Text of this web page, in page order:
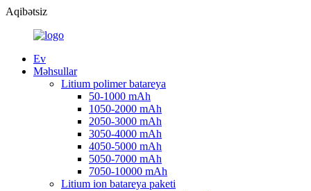
Aqibətsiz
Ev
Məhsullar
Litium polimer batareya
50-1000 mAh
1050-2000 mAh
2050-3000 mAh
3050-4000 mAh
4050-5000 mAh
5050-7000 mAh
7050-10000 mAh
Litium ion batareya paketi